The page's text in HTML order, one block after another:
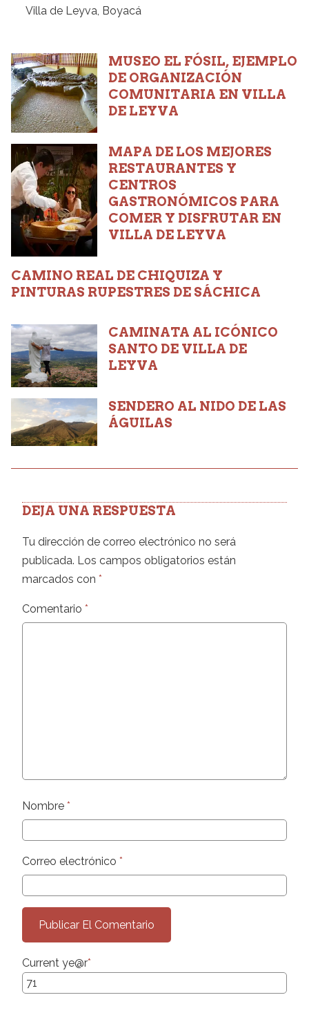
Villa de Leyva, Boyacá
MUSEO EL FÓSIL, EJEMPLO
DE ORGANIZACIÓN
COMUNITARIA EN VILLA
DE LEYVA
MAPA DE LOS MEJORES
RESTAURANTES Y
CENTROS
GASTRONÓMICOS PARA
COMER Y DISFRUTAR EN
VILLA DE LEYVA
CAMINO REAL DE CHIQUIZA Y
PINTURAS RUPESTRES DE SÁCHICA
CAMINATA AL ICÓNICO
SANTO DE VILLA DE
LEYVA
SENDERO AL NIDO DE LAS
ÁGUILAS
DEJA UNA RESPUESTA
Tu dirección de correo electrónico no será
publicada. Los campos obligatorios están
marcados con *
Comentario *
Nombre *
Correo electrónico *
Current ye@r*